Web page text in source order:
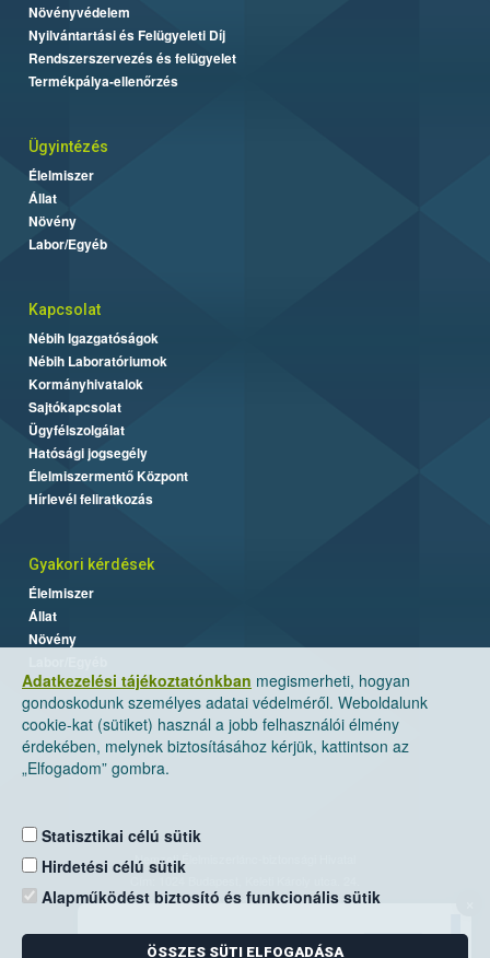
Adatkezelési tájékoztatónkban megismerheti, hogyan
gondoskodunk személyes adatai védelméről. Weboldalunk
cookie-kat (sütiket) használ a jobb felhasználói élmény
érdekében, melynek biztosításához kérjük, kattintson az
„Elfogadom” gombra.
Statisztikai célú sütik
Hirdetési célú sütik
Alapműködést biztosító és funkcionális sütik
ÖSSZES SÜTI ELFOGADÁSA
Növényvédelem
Nyilvántartási és Felügyeleti Díj
Rendszerszervezés és felügyelet
Termékpálya-ellenőrzés
Ügyintézés
Élelmiszer
Állat
Növény
Labor/Egyéb
Kapcsolat
Nébih Igazgatóságok
Nébih Laboratóriumok
Kormányhivatalok
Sajtókapcsolat
Ügyfélszolgálat
Hatósági jogsegély
Élelmiszermentő Központ
Hírlevél feliratkozás
Gyakori kérdések
Élelmiszer
Állat
Növény
Nemzeti Élelmiszerlánc-biztonsági Hivatal
Levelezési cím: 1525 Budapest. Pf. 30.